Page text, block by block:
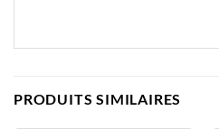
PRODUITS SIMILAIRES